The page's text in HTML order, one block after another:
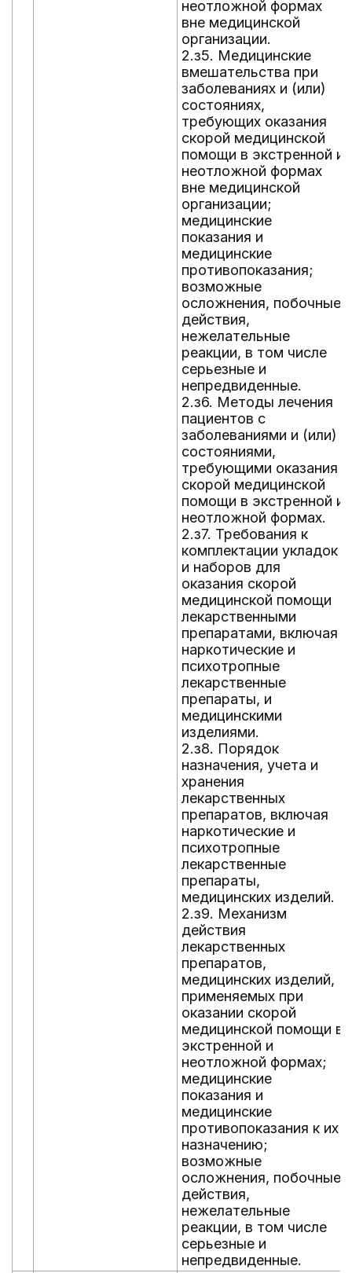
неотложной формах
вне медицинской
организации.
2.з5. Медицинские
вмешательства при
заболеваниях и (или)
состояниях,
требующих оказания
скорой медицинской
помощи в экстренной и
неотложной формах
вне медицинской
организации;
медицинские
показания и
медицинские
противопоказания;
возможные
осложнения, побочные
действия,
нежелательные
реакции, в том числе
серьезные и
непредвиденные.
2.з6. Методы лечения
пациентов с
заболеваниями и (или)
состояниями,
требующими оказания
скорой медицинской
помощи в экстренной и
неотложной формах.
2.з7. Требования к
комплектации укладок
и наборов для
оказания скорой
медицинской помощи
лекарственными
препаратами, включая
наркотические и
психотропные
лекарственные
препараты, и
медицинскими
изделиями.
2.з8. Порядок
назначения, учета и
хранения
лекарственных
препаратов, включая
наркотические и
психотропные
лекарственные
препараты,
медицинских изделий.
2.з9. Механизм
действия
лекарственных
препаратов,
медицинских изделий,
применяемых при
оказании скорой
медицинской помощи в
экстренной и
неотложной формах;
медицинские
показания и
медицинские
противопоказания к их
назначению;
возможные
осложнения, побочные
действия,
нежелательные
реакции, в том числе
серьезные и
непредвиденные.